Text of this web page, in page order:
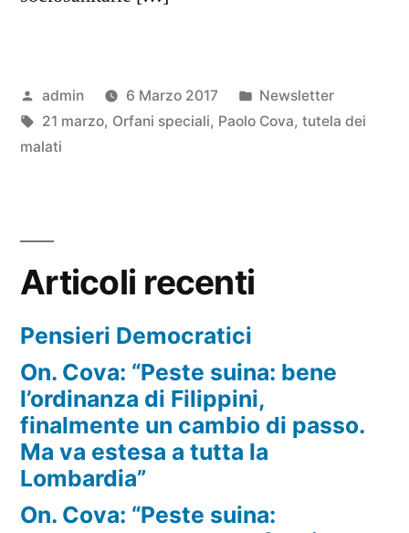
Pubblicato
da
admin 6 Marzo 2017
Pubblicato
in
Newsletter
Tag:
21 marzo, Orfani speciali, Paolo Cova, tutela dei
malati
Articoli recenti
Pensieri Democratici
On. Cova: “Peste suina: bene
l’ordinanza di Filippini,
finalmente un cambio di passo.
Ma va estesa a tutta la
Lombardia”
On. Cova: “Peste suina: